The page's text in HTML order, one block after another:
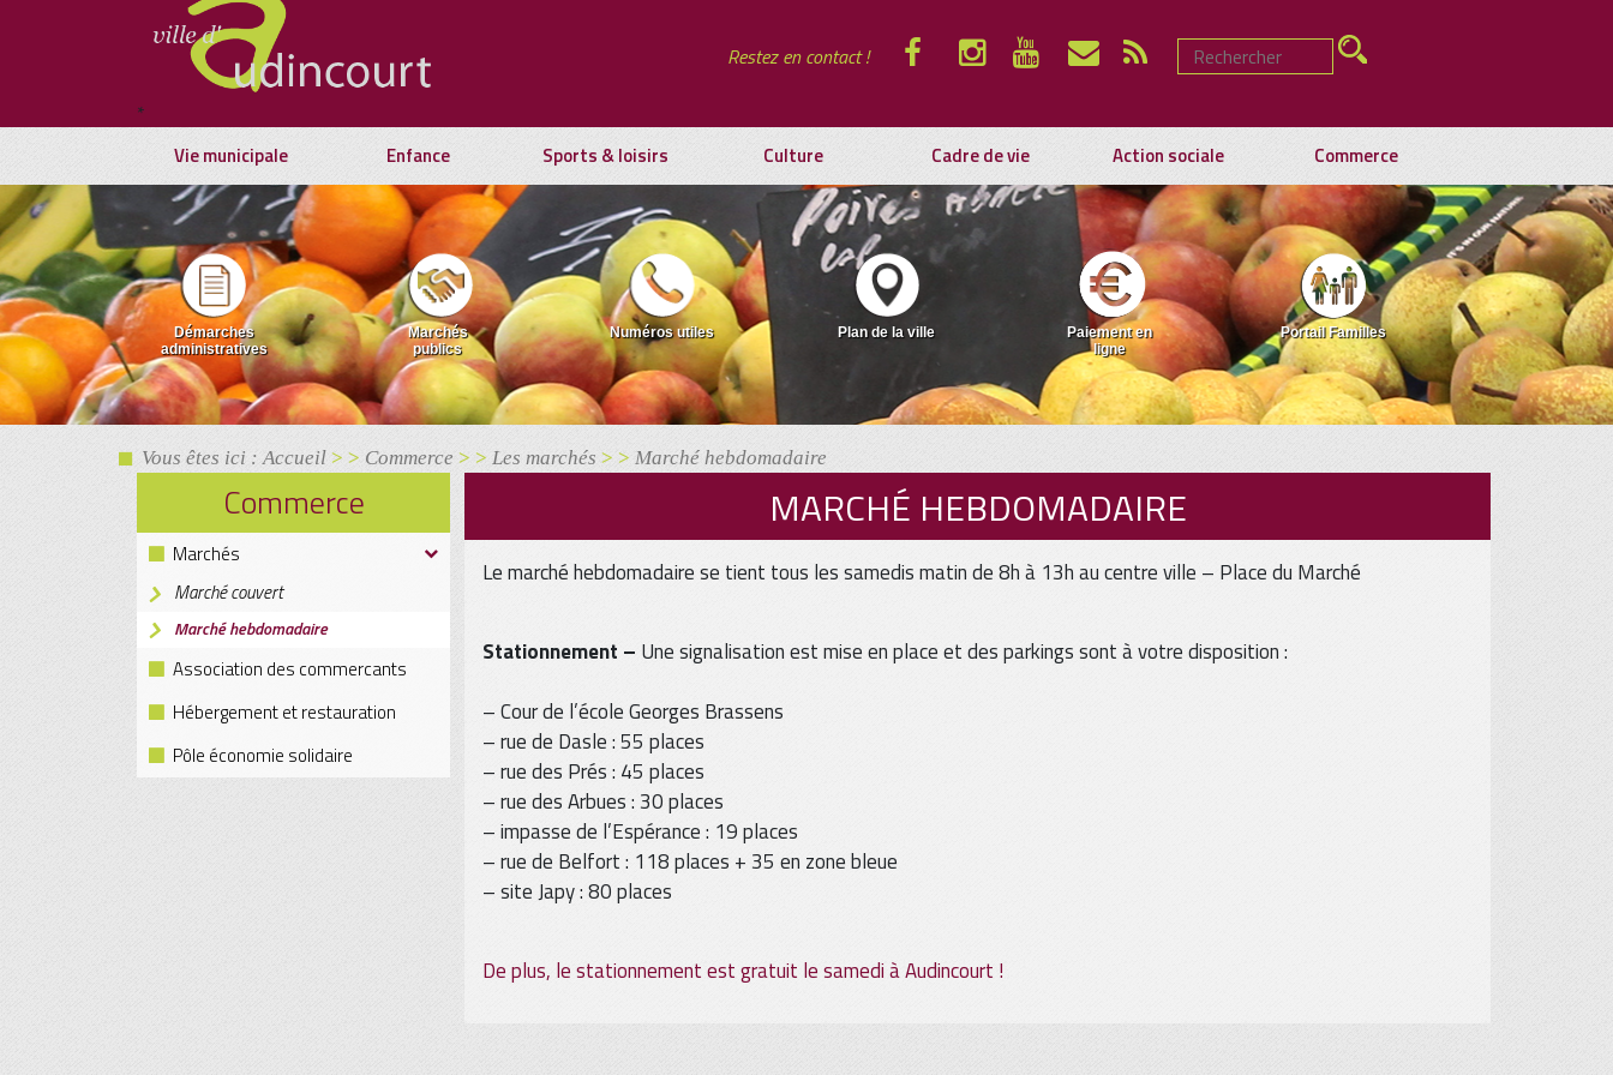
Restez en contact !
*
Vie municipale Enfance Sports & loisirs Culture Cadre de vie Action sociale Commerce
Démarches
administratives
Marchés
publics
Numéros utiles Plan de la ville
Paiement en
ligne
Portail Familles
Vous êtes ici : Accueil > > Commerce > > Les marchés > > Marché hebdomadaire
Commerce
Marchés
Marché couvert
Marché hebdomadaire
Association des commercants
Hébergement et restauration
Pôle économie solidaire
MARCHÉ HEBDOMADAIRE
Le marché hebdomadaire se tient tous les samedis matin de 8h à 13h au centre ville – Place du Marché
Stationnement – Une signalisation est mise en place et des parkings sont à votre disposition :
– Cour de l’école Georges Brassens
– rue de Dasle : 55 places
– rue des Prés : 45 places
– rue des Arbues : 30 places
– impasse de l’Espérance : 19 places
– rue de Belfort : 118 places + 35 en zone bleue
– site Japy : 80 places
De plus, le stationnement est gratuit le samedi à Audincourt !